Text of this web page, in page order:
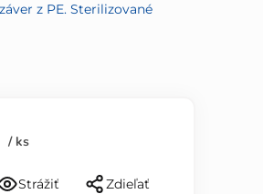
z PE. Sterilizované
/ ks
Strážiť Zdieľať